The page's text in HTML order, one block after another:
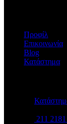
Προφίλ
Επικοινωνία
Blog
Κατάστημα
211